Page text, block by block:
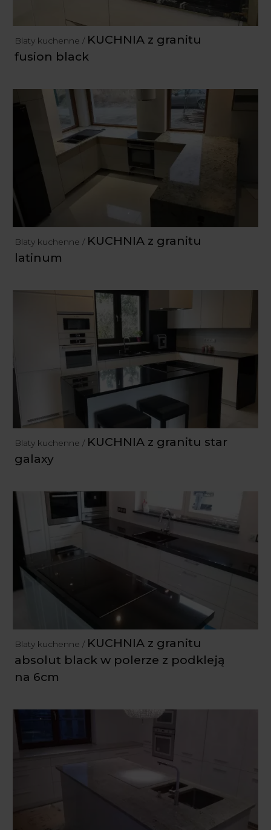
Blaty kuchenne / KUCHNIA z granitu
fusion black
Blaty kuchenne / KUCHNIA z granitu
latinum
Blaty kuchenne / KUCHNIA z granitu star
galaxy
Blaty kuchenne / KUCHNIA z granitu
absolut black w polerze z podkleją
na 6cm